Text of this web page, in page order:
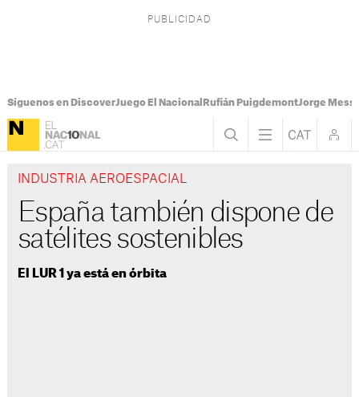
Síguenos en DiscoverJuego El Nacional Rufián PuigdemontJorge Messi
INDUSTRIA AEROESPACIAL
España también dispone de
satélites sostenibles
El LUR 1 ya está en órbita